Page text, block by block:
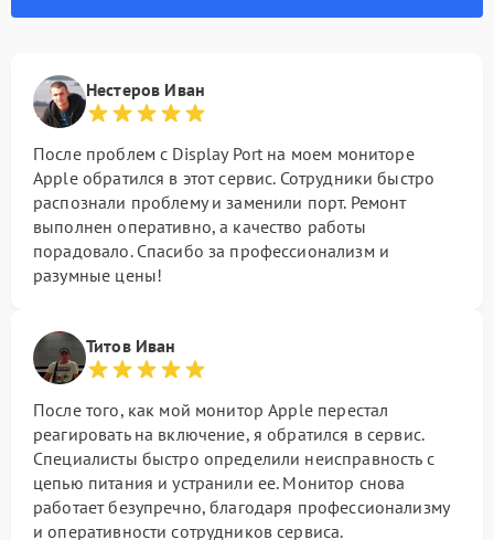
Нестеров Иван
После проблем с Display Port на моем мониторе
Apple обратился в этот сервис. Сотрудники быстро
распознали проблему и заменили порт. Ремонт
выполнен оперативно, а качество работы
порадовало. Спасибо за профессионализм и
разумные цены!
Титов Иван
После того, как мой монитор Apple перестал
реагировать на включение, я обратился в сервис.
Специалисты быстро определили неисправность с
цепью питания и устранили ее. Монитор снова
работает безупречно, благодаря профессионализму
и оперативности сотрудников сервиса.